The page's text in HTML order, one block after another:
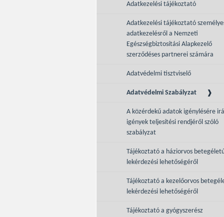
Adatkezelési tájékoztató
Adatkezelési tájékoztató
adatkezelésről a Nemzeti
Egészségbiztosítási Alapkezelő
szerződéses partnerei számára
Adatvédelmi tisztviselő
Adatvédelmi Szabályzat
A közérdekű adatok igénylésére
igények teljesítési rendjéről szóló
szabályzat
Tájékoztató a háziorvos
lekérdezési lehetőségéről
Tájékoztató a kezelőorvos
lekérdezési lehetőségéről
Tájékoztató a gyógyszerész